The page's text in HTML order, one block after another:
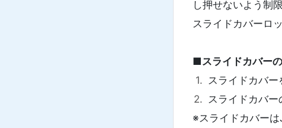
し押せないよう制
スライドカバーロ
■スライドカバー
スライドカバー
スライドカバ
※スライドカバー